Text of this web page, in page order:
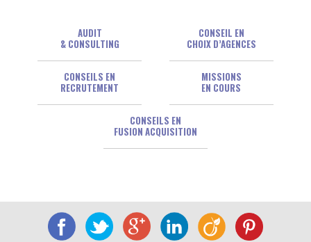
AUDIT
& CONSULTING
CONSEIL EN
CHOIX D’AGENCES
CONSEILS EN
RECRUTEMENT
MISSIONS
EN COURS
CONSEILS EN
FUSION ACQUISITION